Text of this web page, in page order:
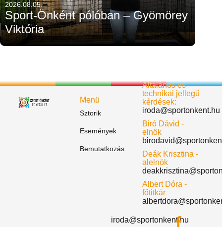
2026.08.05.
Sport-Önként pólóban – Gyömörey
Viktória
Menü
Sztorik
Események
Bemutatkozás
Általános és
technikai jellegű
kérdések:
iroda@sportonkent.hu
Biró Dávid -
elnök
Deák Krisztina -
alelnök
Albert Dóra -
főtitkár
iroda@sportonkent.hu